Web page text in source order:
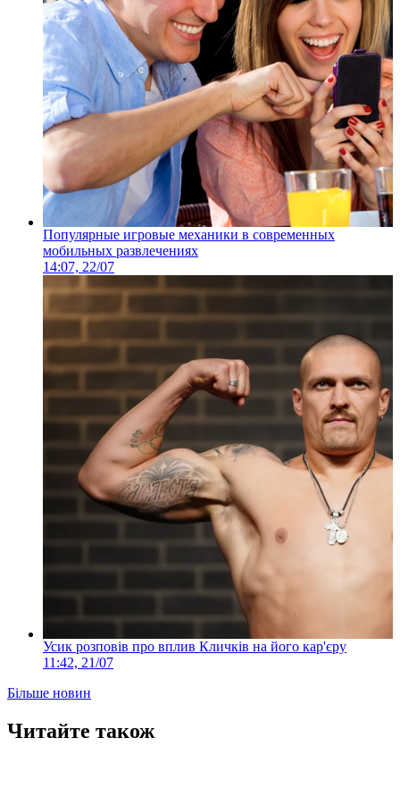
Популярные игровые механики в современных
мобильных развлечениях
14:07, 22/07
Усик розповів про вплив Кличків на його кар'єру
11:42, 21/07
Більше новин
Читайте також